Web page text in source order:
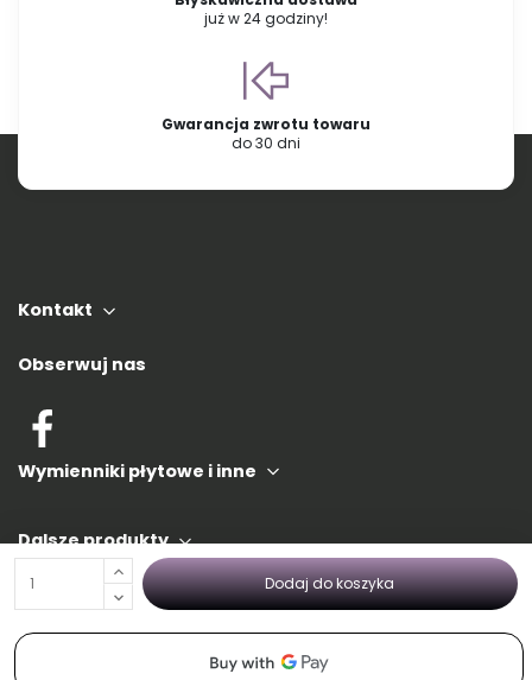
Dodaj do koszyka
już w 24 godziny!
Gwarancja zwrotu towaru
do 30 dni
Kontakt
Obserwuj nas
Wymienniki płytowe i inne
Dalsze produkty
Informacje PL